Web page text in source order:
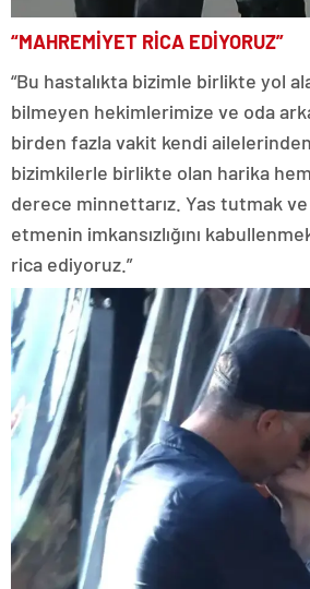
“MAHREMİYET RİCA EDİYORUZ”
“Bu hastalıkta bizimle birlikte yol
bilmeyen hekimlerimize ve oda
birden fazla vakit kendi
bizimkilerle birlikte olan harika
derece minnettarız. Yas tutmak ve
etmenin imkansızlığını
rica ediyoruz.”